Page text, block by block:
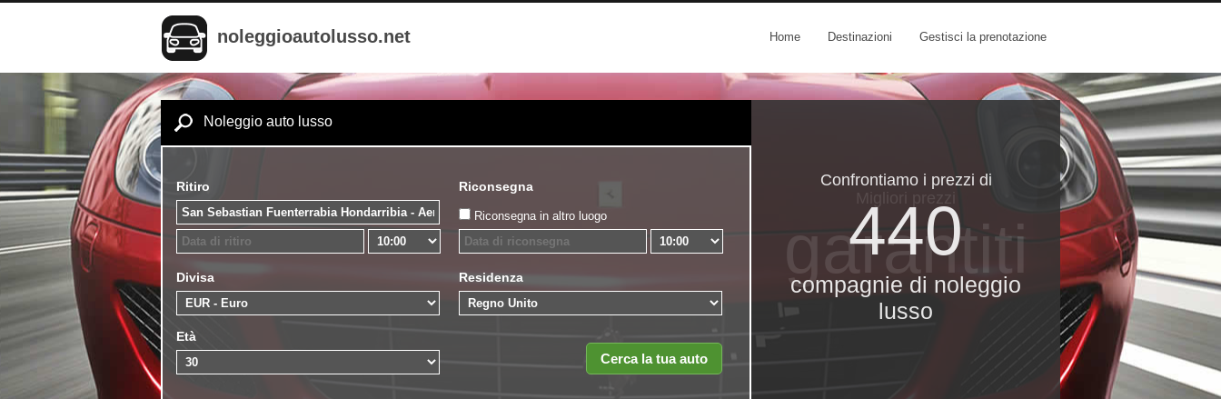
noleggioautolusso.net Home Destinazioni Gestisci la prenotazione
Noleggio auto lusso
Ritiro Riconsegna
Riconsegna in altro luogo
Divisa Residenza
Età
Confrontiamo i prezzi di
440
compagnie di noleggio
lusso
Migliori prezzi
garantiti